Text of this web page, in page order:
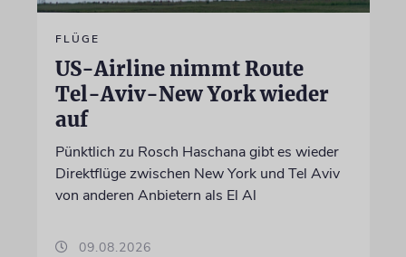
FLÜGE
US-Airline nimmt Route
Tel-Aviv-New York wieder
auf
Pünktlich zu Rosch Haschana gibt es wieder
Direktflüge zwischen New York und Tel Aviv
von anderen Anbietern als El Al
09.08.2026